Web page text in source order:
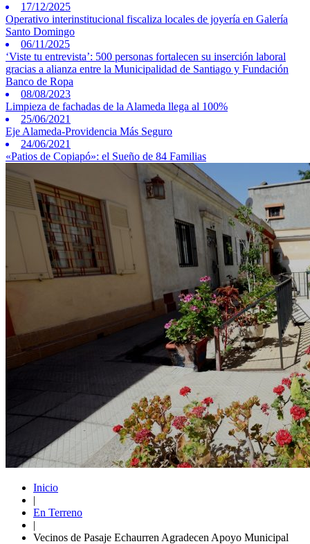
17/12/2025
Operativo interinstitucional fiscaliza locales de joyería en Galería
Santo Domingo
06/11/2025
‘Viste tu entrevista’: 500 personas fortalecen su inserción laboral
gracias a alianza entre la Municipalidad de Santiago y Fundación
Banco de Ropa
08/08/2023
Limpieza de fachadas de la Alameda llega al 100%
25/06/2021
Eje Alameda-Providencia Más Seguro
24/06/2021
«Patios de Copiapó»: el Sueño de 84 Familias
Inicio
|
En Terreno
|
Vecinos de Pasaje Echaurren Agradecen Apoyo Municipal